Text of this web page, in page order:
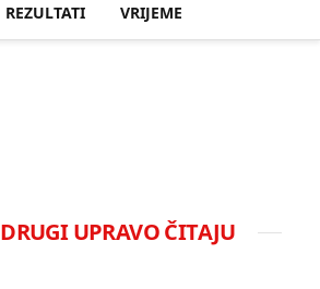
REZULTATI VRIJEME
DRUGI UPRAVO ČITAJU